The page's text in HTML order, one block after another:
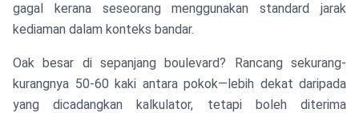
gagal kerana seseorang menggunakan standard jarak
kediaman dalam konteks bandar.
Oak besar di sepanjang boulevard? Rancang sekurang-
kurangnya 50-60 kaki antara pokok—lebih dekat daripada
yang dicadangkan kalkulator, tetapi boleh diterima